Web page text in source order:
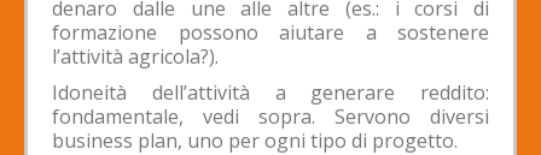
denaro dalle une alle altre (es.: i corsi di
formazione possono aiutare a sostenere
l’attività agricola?).
Idoneità dell’attività a generare reddito:
fondamentale, vedi sopra. Servono diversi
business plan, uno per ogni tipo di progetto.